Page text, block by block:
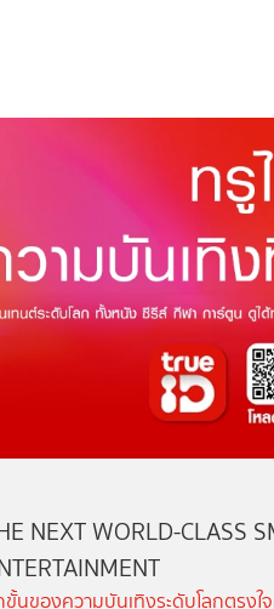
NEXT WORLD-CLASS
นของความบันเทิงระดับโลกตรง